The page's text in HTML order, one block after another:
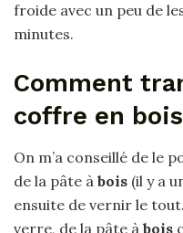
froide avec un peu de
minutes.
Comment
coffre en
On m’a conseillé de le
de la pâte à bois (il y a
ensuite de vernir le
verre, de la pâte à bois